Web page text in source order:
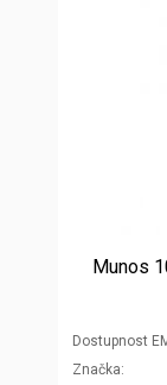
Munos
Dostupnost
Značka